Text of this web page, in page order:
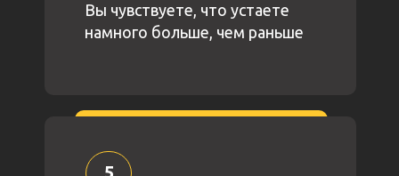
Вы чувствуете, что устаете
намного больше, чем раньше